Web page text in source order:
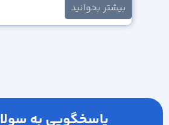
بیشتر بخوانید
پاسخگویی به